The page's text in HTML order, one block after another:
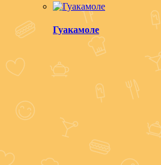
Гуакамоле